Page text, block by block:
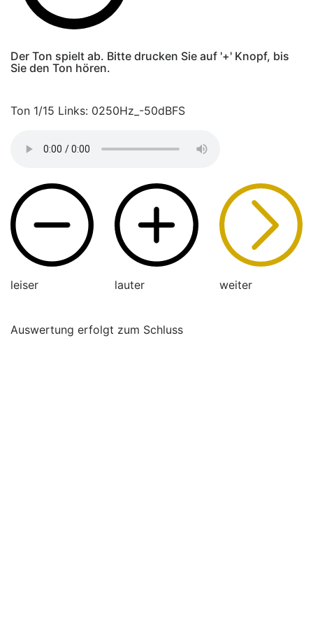
Der Ton spielt ab. Bitte drucken Sie auf '+' Knopf, bis
Sie den Ton hören.
Ton 1/15 Links: 0250Hz_-50dBFS
leiser lauter weiter
Auswertung erfolgt zum Schluss